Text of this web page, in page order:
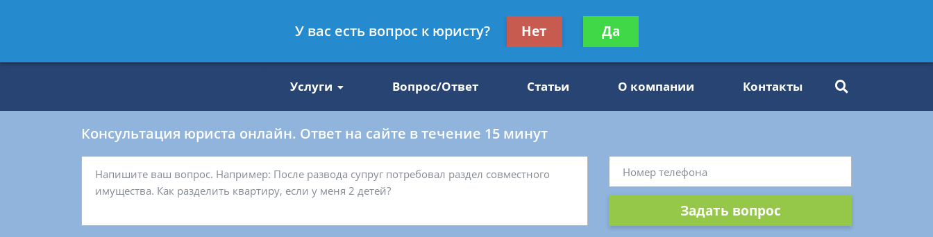
8 812 509-27-47
Получите консультацию
бесплатно
Услуги Вопрос/Ответ Статьи О компании Контакты
Консультация юриста онлайн. Ответ на сайте в течение 15 минут
Задать вопрос
У вас есть вопрос к юристу? Нет Да